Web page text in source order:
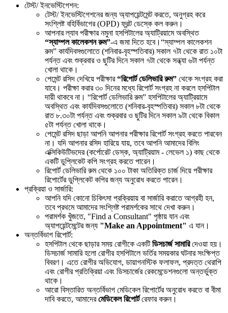
টেস্ট/ ইনভেস্টিগেশন:
টেস্ট/ ইনভেস্টিগেশনের জন্য অ্যাপয়েন্টমেন্ট করতে, অনুগ্রহ করে
সংশ্লিষ্ট বহির্বিভাগের (OPD) ফ্রন্ট ডেস্কে কল করুন।
আপনার ল্যাব পরীক্ষার নমুনা হসপিটালের অ্যাট্রিয়ামে অবস্থিত
“স্যাম্পল কালেকশন রুম”-এ জমা দিতে হবে।“স্যাম্পল কালেকশন
রুম” কার্যদিবসগুলোতে (শনিবার-বৃহস্পতিবার) সকাল ৭টা থেকে রাত ১০টা
পর্যন্ত এবং শুক্রবার ও ছুটির দিনে সকাল ৭টা থেকে সন্ধ্যা ৬টা পর্যন্ত
খোলা থাকে।
পেমেন্ট রসিদ দেখিয়ে পরীক্ষার“রিপোর্ট ডেলিভারি রুম” থেকে সংগ্রহ করা
যাবে। পরীক্ষা করার ৩০ দিনের মধ্যে রিপোর্ট সংগ্রহ না করলে হসপিটাল
দায়ী থাকবে না। “রিপোর্ট ডেলিভারি রুম” হসপিটালের অ্যাট্রিয়ামে
অবস্থিত এবং কার্যদিবসগুলোতে (শনিবার-বৃহস্পতিবার) সকাল ৮টা থেকে
রাত ৮.৩০টা পর্যন্ত এবং শুক্রবার ও ছুটির দিনে সকাল ৯টা থেকে বিকাল
৫টা পর্যন্ত খোলা থাকে।
পেমেন্ট রসিদ ছাড়া আপনি আপনার পরীক্ষার রিপোর্ট সংগ্রহ করতে পারবেন
না। যদি আপনার রসিদ হারিয়ে যায়, তবে আপনি আমাদের বিলিং
এক্সিকিউটিভদের (কর্পোরেট ডেস্ক, অ্যাট্রিয়াম - লেভেল ১) কাছ থেকে
একটি ডুপ্লিকেট কপি সংগ্রহ করতে পারেন।
রিপোর্ট ডেলিভারি রুম থেকে ১০০ টাকা অতিরিক্ত চার্জ দিয়ে পরীক্ষার
রিপোর্টের ডুপ্লিকেট কপির জন্য অনুরোধ করতে পারেন।
প্রক্রিয়া ও সার্জারি:
আপনি যদি কোনো চিকিৎসা প্রক্রিয়ায় বা সার্জারি করাতে আগ্রহী হন,
তবে প্রথমে আমাদের সংশ্লিষ্ট পরামর্শকের সাথে দেখা করুন।
পরামর্শক খুঁজতে, "Find a Consultant" পৃষ্ঠায় যান এবং
অ্যাপয়েন্টমেন্টের জন্য "Make an Appointment" এ যান।
অন্তর্বিভাগ রিপোর্ট:
হসপিটাল থেকে ছাড়ার সময় রোগীকে একটিডিসচার্জ সামারি দেওয়া হয়।
ডিসচার্জ সামারি হলো রোগীর হসপিটালে ভর্তির সময়কার ঘটনার সংক্ষিপ্ত
বিবরণ। এতে রোগীর অভিযোগ, ডায়াগনস্টিক ফলাফল, প্রদত্ত থেরাপি
এবং রোগীর প্রতিক্রিয়া এবং ডিসচার্জের রেকমেন্ডেশনগুলো অন্তর্ভুক্ত
থাকে।
আরো বিস্তারিত অন্তর্বিভাগ মেডিকেল রিপোর্টের অনুরোধ করতে বা বীমা
দাবি করতে, আমাদেরমেডিকেল রিপোর্টরেফার করুন।